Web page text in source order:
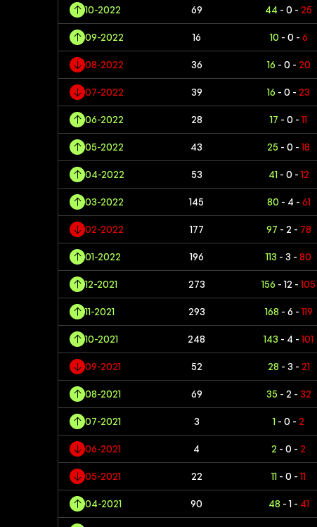
10-2022 69 44 - 0 - 25
09-2022 16 10- 0 - 6
08-2022 36 16 - 0 - 20
07-2022 39 16 - 0 - 23
06-2022 28 17 - 0 -11
05-2022 43 25 - 0 -18
04-2022 53 41- 0 -12
03-2022 145 80- 4 - 61
02-2022 177 97 - 2 - 78
01-2022 196 113 - 3 - 80
12-2021 273 156 - 12 -105
11-2021 293 168 - 6 -119
10-2021 248 143 - 4 -101
09-2021 52 28 - 3 - 21
08-2021 69 35- 2 - 32
07-2021 3 1 - 0 - 2
06-2021 4 2 - 0 - 2
05-2021 22 11 - 0 -11
04-2021 90 48 - 1 - 41